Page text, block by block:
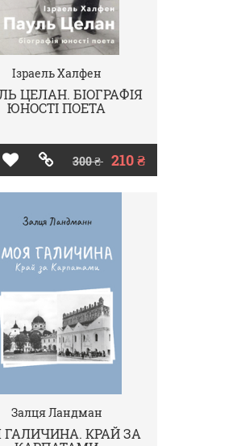
Ізраель Халфен
ЦЕЛАН. БІОГРАФІЯ
ЮНОСТІ ПОЕТА
300 ₴ 210 ₴
Залця Ландман
КРАЙ ЗА